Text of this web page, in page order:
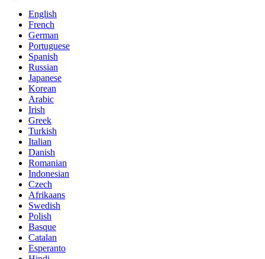
English
French
German
Portuguese
Spanish
Russian
Japanese
Korean
Arabic
Irish
Greek
Turkish
Italian
Danish
Romanian
Indonesian
Czech
Afrikaans
Swedish
Polish
Basque
Catalan
Esperanto